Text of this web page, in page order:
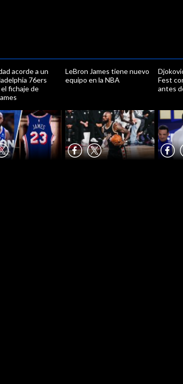
acorde a un
76ers
fichaje de
LeBron James tiene nuevo
equipo en la NBA
Fest
antes